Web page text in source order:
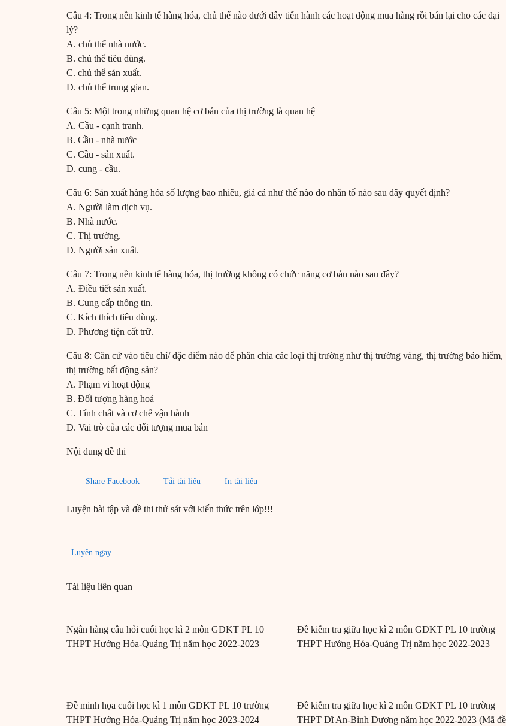
Câu 4: Trong nền kinh tế hàng hóa, chủ thể nào dưới đây tiến hành các hoạt động mua hàng rồi bán lại cho các đại
lý?
A. chủ thể nhà nước.
B. chủ thể tiêu dùng.
C. chủ thể sản xuất.
D. chủ thể trung gian.
Câu 5: Một trong những quan hệ cơ bản của thị trường là quan hệ
A. Cầu - cạnh tranh.
B. Cầu - nhà nước
C. Cầu - sản xuất.
D. cung - cầu.
Câu 6: Sản xuất hàng hóa số lượng bao nhiêu, giá cả như thế nào do nhân tố nào sau đây quyết định?
A. Người làm dịch vụ.
B. Nhà nước.
C. Thị trường.
D. Người sản xuất.
Câu 7: Trong nền kinh tế hàng hóa, thị trường không có chức năng cơ bản nào sau đây?
A. Điều tiết sản xuất.
B. Cung cấp thông tin.
C. Kích thích tiêu dùng.
D. Phương tiện cất trữ.
Câu 8: Căn cứ vào tiêu chí/ đặc điểm nào để phân chia các loại thị trường như thị trường vàng, thị trường bảo hiểm,
thị trường bất động sản?
A. Phạm vi hoạt động
B. Đối tượng hàng hoá
C. Tính chất và cơ chế vận hành
D. Vai trò của các đối tượng mua bán
Nội dung đề thi
Share Facebook Tải tài liệu In tài liệu
Luyện bài tập và đề thi thử sát với kiến thức trên lớp!!!
Luyện ngay
Tài liệu liên quan
Ngân hàng câu hỏi cuối học kì 2 môn GDKT PL 10
THPT Hướng Hóa-Quảng Trị năm học 2022-2023
Đề kiểm tra giữa học kì 2 môn GDKT PL 10 trường
THPT Hướng Hóa-Quảng Trị năm học 2022-2023
Đề minh họa cuối học kì 1 môn GDKT PL 10 trường
THPT Hướng Hóa-Quảng Trị năm học 2023-2024
Đề kiểm tra giữa học kì 2 môn GDKT PL 10 trường
THPT Dĩ An-Bình Dương năm học 2022-2023 (Mã đề